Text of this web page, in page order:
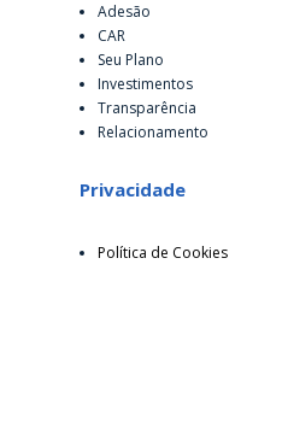
Adesão
CAR
Seu Plano
Investimentos
Transparência
Relacionamento
Privacidade
Política de Cookies